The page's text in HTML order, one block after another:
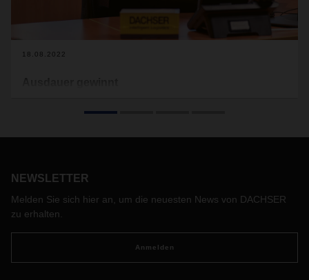
18.08.2022
NEWSLETTER
Melden Sie sich hier an, um die neuesten News von DACHSER
zu erhalten.
Anmelden